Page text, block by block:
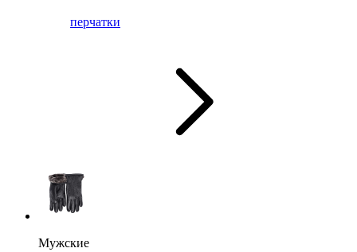
перчатки
Мужские